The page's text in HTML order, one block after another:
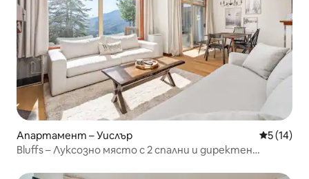
Апартамент – Уислър Средна
5 (14)
Bluffs – Луксозно място с 2 спални и директен